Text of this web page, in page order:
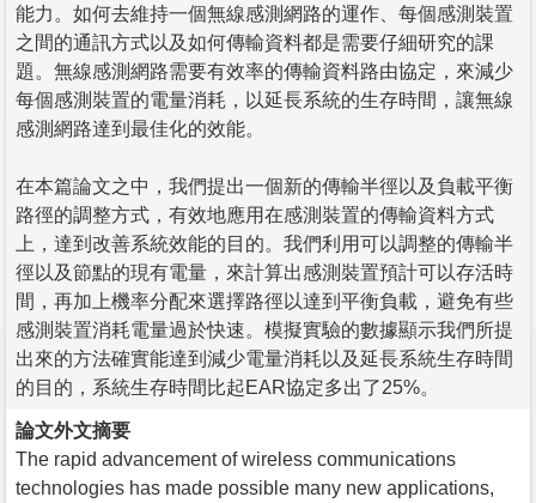
能力。如何去維持一個無線感測網路的運作、每個感測裝置
之間的通訊方式以及如何傳輸資料都是需要仔細研究的課
題。無線感測網路需要有效率的傳輸資料路由協定，來減少
每個感測裝置的電量消耗，以延長系統的生存時間，讓無線
感測網路達到最佳化的效能。
在本篇論文之中，我們提出一個新的傳輸半徑以及負載平衡
路徑的調整方式，有效地應用在感測裝置的傳輸資料方式
上，達到改善系統效能的目的。我們利用可以調整的傳輸半
徑以及節點的現有電量，來計算出感測裝置預計可以存活時
間，再加上機率分配來選擇路徑以達到平衡負載，避免有些
感測裝置消耗電量過於快速。模擬實驗的數據顯示我們所提
出來的方法確實能達到減少電量消耗以及延長系統生存時間
的目的，系統生存時間比起EAR協定多出了25%。
論文外文摘要
The rapid advancement of wireless communications
technologies has made possible many new applications,